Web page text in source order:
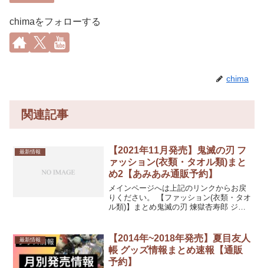
chimaをフォローする
chima
関連記事
最新情報
【2021年11月発売】鬼滅の刃 フ
ァッション(衣類・タオル類)まと
め2【あみあみ通販予約】
メインページへは上記のリンクからお戻
りください。 【ファッション(衣類・タオ
ル類)】まとめ鬼滅の刃 煉獄杏寿郎 ジッ
ップパーカー/BLACK...
最新情報
【2014年~2018年発売】夏目友人
帳 グッズ情報まとめ速報【通販
予約】